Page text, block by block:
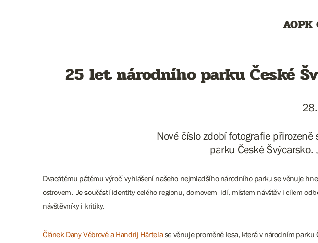
25 let národního parku České
Nové číslo zdobí fotografie
parku České
Dvacátému pátému výročí vyhlášení našeho nejmladšího národního parku se věnuje
ostrovem. Je součástí identity celého regionu, domovem lidí, místem návštěv i cílem
návštěvníky i kritiky.
Článek Dany Vébrové a Handrij Härtelase věnuje proměně lesa, která v národním parku